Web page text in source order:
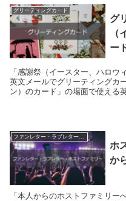
グリーティングカード
グ
（
ー
「感謝祭（イースター、ハロ
英文メールでグリーティングカ
ン）のカード」の場面で使える
ファンレター・ラブレター・ホストファミリー
ホ
か
「本人からのホストファミリーへ